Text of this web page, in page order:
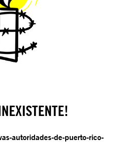
autoridades-de-puerto-rico-